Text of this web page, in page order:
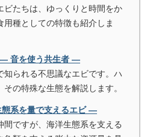
ビたちは、ゆっくりと時間をか
種としての特徴も紹介しま
― 音を使う共生者 ―
知られる不思議なエビです。ハ
の特殊な生態を解説します。
系を量で支えるエビ ―
間ですが、海洋生態系を支える